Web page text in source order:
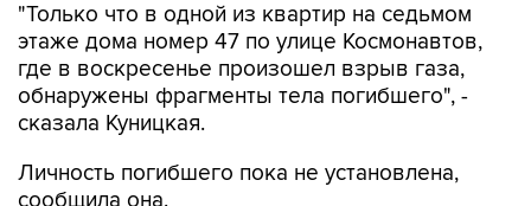
"Только что в одной из квартир на седьмом
этаже дома номер 47 по улице Космонавтов,
где в воскресенье произошел взрыв газа,
обнаружены фрагменты тела погибшего", -
сказала Куницкая.
Личность погибшего пока не установлена,